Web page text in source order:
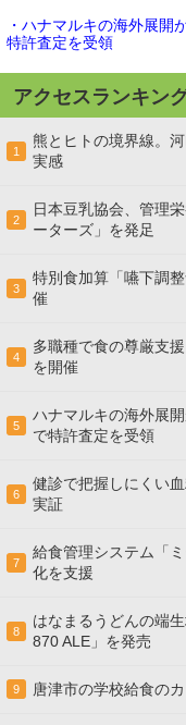
・ハナマルキの海外展開
特許査定を受領
アクセスランキン
1
熊とヒトの境界線。
実感
2
日本豆乳協会、管理
ーターズ」を発足
3
特別食加算「嚥下調
催
4
多職種で食の尊厳支
を開催
5
ハナマルキの海外展
で特許査定を受領
6
健診で把握しにくい
実証
7
給食管理システム「
化を支援
8
はなまるうどんの端
870 ALE」を発売
9 唐津市の学校給食の